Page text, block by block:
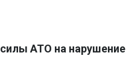
АТО на нарушение